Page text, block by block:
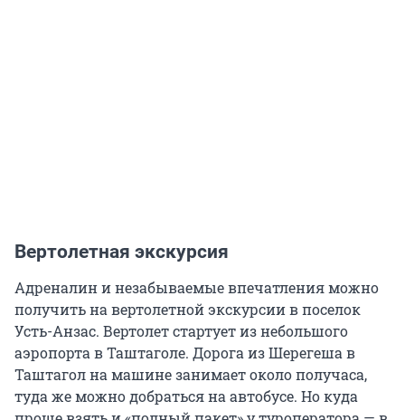
Вертолетная экскурсия
Адреналин и незабываемые впечатления можно
получить на вертолетной экскурсии в поселок
Усть-Анзас. Вертолет стартует из небольшого
аэропорта в Таштаголе. Дорога из Шерегеша в
Таштагол на машине занимает около получаса,
туда же можно добраться на автобусе. Но куда